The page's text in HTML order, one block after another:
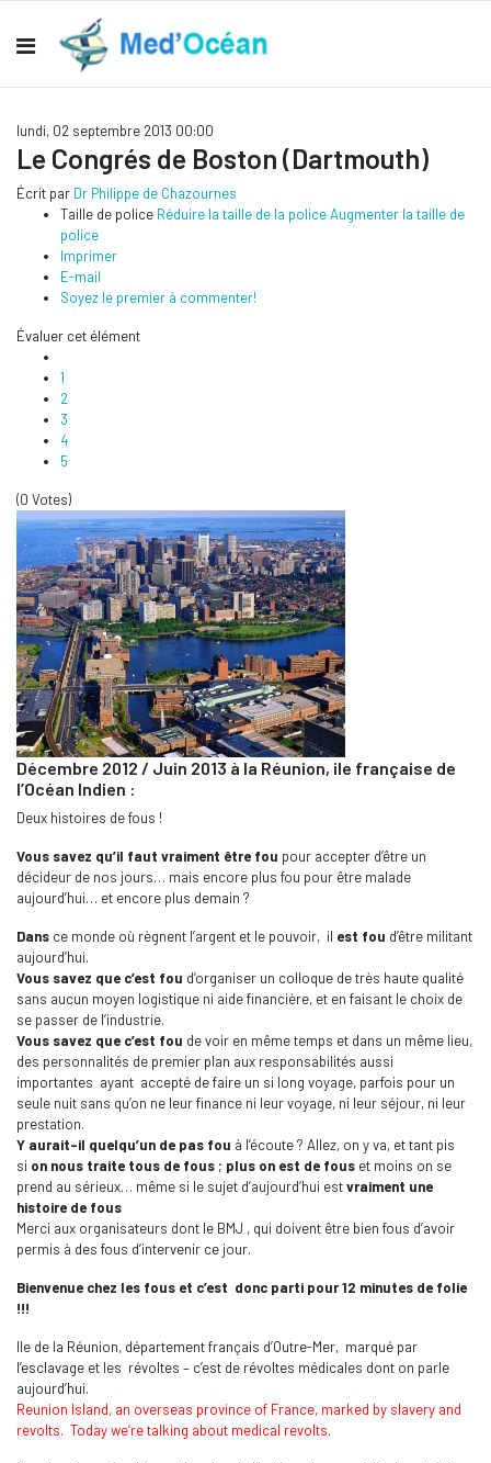
lundi, 02 septembre 2013 00:00
Le Congrés de Boston (Dartmouth)
Écrit par Dr Philippe de Chazournes
Taille de police Réduire la taille de la policeAugmenter la taille de
police
Imprimer
E-mail
Soyez le premier à commenter!
Évaluer cet élément
1
2
3
4
5
(0 Votes)
Décembre 2012 / Juin 2013 à la Réunion, ile française de
l’Océan Indien :
Deux histoires de fous !
Vous savez qu’il faut vraiment être fou pour accepter d’être un
décideur de nos jours… mais encore plus fou pour être malade
aujourd’hui… et encore plus demain ?
Dans ce monde où règnent l’argent et le pouvoir, il est fou d’être militant
aujourd’hui.
Vous savez que c’est fou d’organiser un colloque de très haute qualité
sans aucun moyen logistique ni aide financière, et en faisant le choix de
se passer de l’industrie.
Vous savez que c’est fou de voir en même temps et dans un même lieu,
des personnalités de premier plan aux responsabilités aussi
importantes ayant accepté de faire un si long voyage, parfois pour un
seule nuit sans qu’on ne leur finance ni leur voyage, ni leur séjour, ni leur
prestation.
Y aurait-il quelqu’un de pas fou à l’écoute ? Allez, on y va, et tant pis
si on nous traite tous de fous ; plus on est de fous et moins on se
prend au sérieux… même si le sujet d’aujourd’hui estvraiment une
histoire de fous
Merci aux organisateurs dont le BMJ , qui doivent être bien fous d’avoir
permis à des fous d’intervenir ce jour.
Bienvenue chez les fous et c’est donc parti pour 12 minutes de folie
!!!
Ile de la Réunion, département français d’Outre-Mer, marqué par
l’esclavage et les révoltes – c’est de révoltes médicales dont on parle
aujourd’hui.
Reunion Island, an overseas province of France, marked by slavery and
revolts. Today we’re talking about medical revolts.